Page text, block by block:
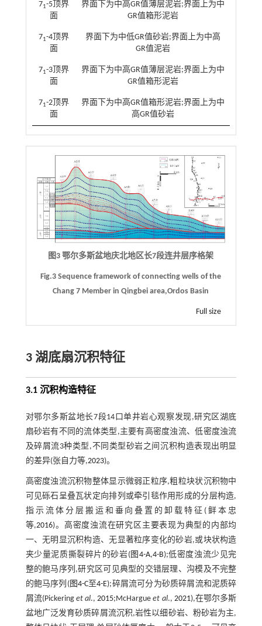
71-5顶界
面
界面下为中高GR值薄层泥岩;界面上为中
GR值箱形泥岩
71-4顶界
面
界面下为中低GR值砂岩;界面上为中高
GR值泥岩
71-3顶界
面
界面下为中高GR值薄层泥岩;界面上为中
GR值箱形泥岩
71-2顶界
面
界面下为中高GR值箱形泥岩;界面上为中
高GR值砂岩
图3 鄂尔多斯盆地庆北地区长7段连井层序格架
Fig.3 Sequence framework of connecting wells of the
Chang 7 Member in Qingbei area,Ordos Basin
Full size
3 湖底扇沉积特征
3.1 沉积构造特征
对鄂尔多斯盆地长7段14口单井岩心观察发现,研究区湖底
扇砂岩有不同的流体类型,主要有高密度浊流、低密度浊流
及碎屑流3种类型,不同类型砂岩之间沉积构造表现出明显
的差异(张自力等,2023)。
高密度浊流沉积物整体显示微弱正粒序,粗粒块状沉积物中
可见砾石呈叠瓦状定向排列或牵引毯作用形成的分层构造,
指示流体分层搬运和垂向叠置的卸载特征(鲜本忠
等,2016)。高密度浊流在研究区主要表现为典型的内部均
一、无明显沉积构造、无显著粒序变化的砂岩,或块状构造
夹少量泥质撕裂碎片的砂岩(图4-A,4-B);低密度浊流少见完
整的鲍马序列,研究区可见典型的交错层理、沟模及不完整
的鲍马序列(图4-C至4-E);碎屑流可分为砂质碎屑流和泥质碎
屑流(Pickeringet al.,2015;McHargueet al., 2021),在鄂尔多斯
盆地广泛发育砂质碎屑流沉积,岩性以细砂岩、粉砂岩为主,